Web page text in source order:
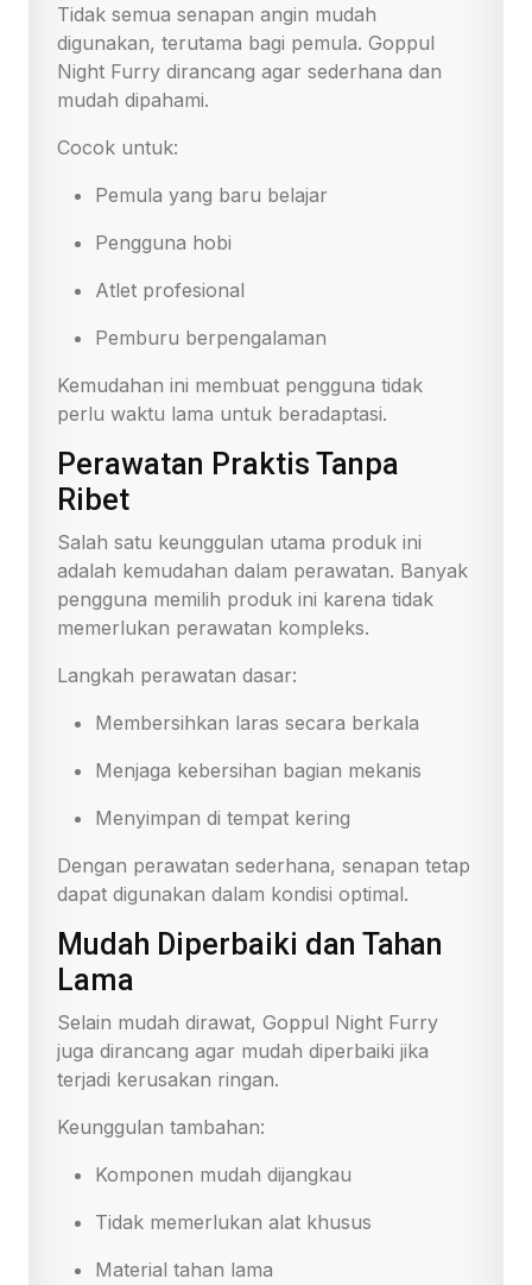
Tidak semua senapan angin mudah
digunakan, terutama bagi pemula. Goppul
Night Furry dirancang agar sederhana dan
mudah dipahami.
Cocok untuk:
Pemula yang baru belajar
Pengguna hobi
Atlet profesional
Pemburu berpengalaman
Kemudahan ini membuat pengguna tidak
perlu waktu lama untuk beradaptasi.
Perawatan Praktis Tanpa
Ribet
Salah satu keunggulan utama produk ini
adalah kemudahan dalam perawatan. Banyak
pengguna memilih produk ini karena tidak
memerlukan perawatan kompleks.
Langkah perawatan dasar:
Membersihkan laras secara berkala
Menjaga kebersihan bagian mekanis
Menyimpan di tempat kering
Dengan perawatan sederhana, senapan tetap
dapat digunakan dalam kondisi optimal.
Mudah Diperbaiki dan Tahan
Lama
Selain mudah dirawat, Goppul Night Furry
juga dirancang agar mudah diperbaiki jika
terjadi kerusakan ringan.
Keunggulan tambahan:
Komponen mudah dijangkau
Tidak memerlukan alat khusus
Material tahan lama